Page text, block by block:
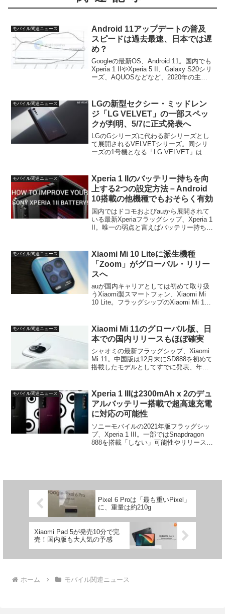
モバイル関連ニュース
Android 11アップデートの普及
スピードは過去最速、日本では遅
め？
Googleの最新OS、Android 11。国内でも
Xperia 1 IIやXperia 5 II、Galaxy S20シリ
ーズ、AQUOSなどなど、2020年の主要
モバイル関連ニュース
LGの新型セクシー・ミッドレン
ジ「LG VELVET」の一部スペッ
クが判明、5/7に正式発表へ
LGのGシリーズに代わる新シリーズとし
て展開されるVELVETシリーズ。同シリ
ーズの1号機となる「LG VELVET」はす
い、という印象。一方、同モデルについ
て...
モバイル関連ニュース
Xperia 1 IIのバッテリー持ちを向
上する2つの設定方法－Android
10搭載の他機種でもおそらく有効
国内ではドコモおよびauから展開されて
いる最新Xperiaフラッグシップ、Xperia 1
II。唯一の弱点と言えばバッテリー持ち
電池持ちの悪さが目立ちます。そんなX...
モバイル関連ニュース
Xiaomi Mi 10 Liteに派生機種
「Zoom」がグローバル・リリー
スへ
auが国内キャリアとしては初めて取り扱
うXiaomi製スマートフォン、Xiaomi Mi
10 Lite。フラッグシップのXiaomi Mi 10
と普段使...
モバイル関連ニュース
Xiaomi Mi 11のグローバル版、日
本での国内リリースもほぼ確実
シャオミの最新フラッグシップ、Xiaomi
Mi 11。中国版は12月末にSD888を初めて
搭載したモデルとしてすでに発表、年始
われました。価格は事前リーク通り
8GB/...
モバイル関連ニュース
Xperia 1 IIIは2300mAh x 2のデュ
アルバッテリー搭載で超高速充電
に対応の可能性
ソニーモバイルの2021年版フラッグシッ
プ、Xperia 1 III。一部ではSnapdragon
888を搭載「しない」可能性やリリースが
Pixel 6 Proは「最も重いPixel」
に、重量は約210g
Xiaomi Pad 5が発売10分で完
売！国内版も大人気の予感
ホーム モバイル関連ニュース